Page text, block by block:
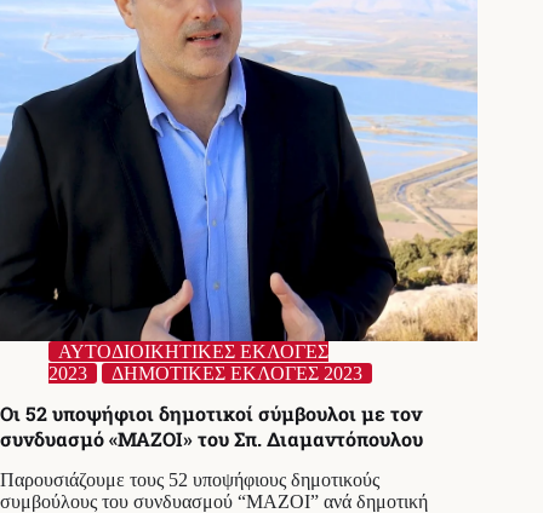
ΑΥΤΟΔΙΟΙΚΗΤΙΚΕΣ ΕΚΛΟΓΕΣ
2023
ΔΗΜΟΤΙΚΕΣ ΕΚΛΟΓΕΣ 2023
Οι 52 υποψήφιοι δημοτικοί σύμβουλοι με τον
συνδυασμό «ΜΑΖΟΙ» του Σπ. Διαμαντόπουλου
Παρουσιάζουμε τους 52 υποψήφιους δημοτικούς
συμβούλους του συνδυασμού “ΜΑΖΟΙ” ανά δημοτική